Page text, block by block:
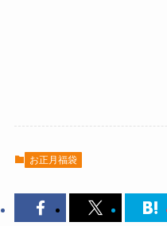
お正月福袋